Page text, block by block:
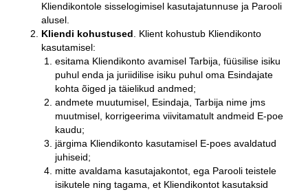
Kliendikontole sisselogimisel kasutajatunnuse ja Parooli
alusel.
Kliendi kohustused . Klient kohustub Kliendikonto
kasutamisel:
esitama Kliendikonto avamisel Tarbija, füüsilise isiku
puhul enda ja juriidilise isiku puhul oma Esindajate
kohta õiged ja täielikud andmed;
andmete muutumisel, Esindaja, Tarbija nime jms
muutmisel, korrigeerima viivitamatult andmeid E-poe
kaudu;
järgima Kliendikonto kasutamisel E-poes avaldatud
juhiseid;
mitte avaldama kasutajakontot, ega Parooli teistele
isikutele ning tagama, et Kliendikontot kasutaksid